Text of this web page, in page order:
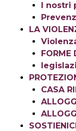
I nostri
LA
FORME
CASA